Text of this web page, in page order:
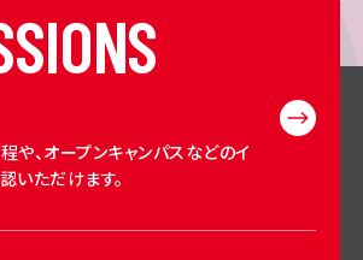
SIONS
や、オープンキャンパスなどのイ
いただけます。